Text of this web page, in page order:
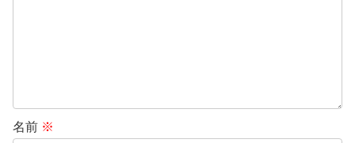
名前 ※